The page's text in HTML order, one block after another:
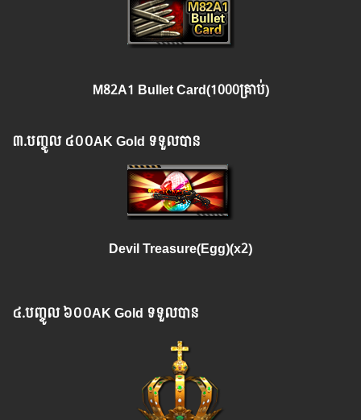
M82A1 Bullet Card(1000គ្រាប់)
៣.​បញ្ចូល ៤០០AK Gold ទទួលបាន
Devil Treasure(Egg)(x2)
៤.​បញ្ចូល៦០០AK Gold ទទួលបាន